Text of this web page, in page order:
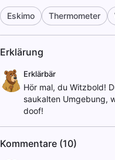
Eskimo Thermometer
Erklärung
Erklärbär
Hör mal, du Witzbold!
saukalten Umgebung,
doof!
Kommentare (10)